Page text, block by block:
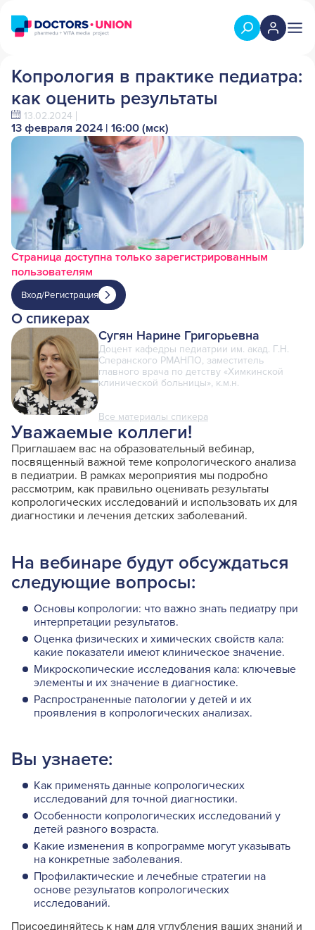
Копрология в практике педиатра:
как оценить результаты
13.02.2024
13 февраля 2024 | 16:00 (мск)
Страница доступна только зарегистрированным
пользователям
Вход/Регистрация
О спикерах
Сугян Нарине Григорьевна
Доцент кафедры педиатрии им. акад. Г.Н.
Сперанского РМАНПО, заместитель
главного врача по детству «Химкинской
клинической больницы», к.м.н.
Все материалы спикера
Уважаемые коллеги!
Приглашаем вас на образовательный вебинар,
посвященный важной теме копрологического анализа
в педиатрии. В рамках мероприятия мы подробно
рассмотрим, как правильно оценивать результаты
копрологических исследований и использовать их для
диагностики и лечения детских заболеваний.
На вебинаре будут обсуждаться
следующие вопросы:
Основы копрологии: что важно знать педиатру при
интерпретации результатов.
Оценка физических и химических свойств кала:
какие показатели имеют клиническое значение.
Микроскопические исследования кала: ключевые
элементы и их значение в диагностике.
Распространенные патологии у детей и их
проявления в копрологических анализах.
Вы узнаете:
Как применять данные копрологических
исследований для точной диагностики.
Особенности копрологических исследований у
детей разного возраста.
Какие изменения в копрограмме могут указывать
на конкретные заболевания.
Профилактические и лечебные стратегии на
основе результатов копрологических
исследований.
Присоединяйтесь к нам для углубления ваших знаний и